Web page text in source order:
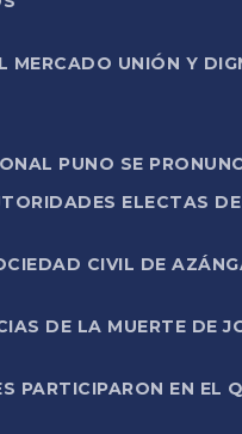
MERCADO UNIÓN Y
PUNO SE
ELECTAS
CIVIL DE
DE LA MUERTE DE
PARTICIPARON EN